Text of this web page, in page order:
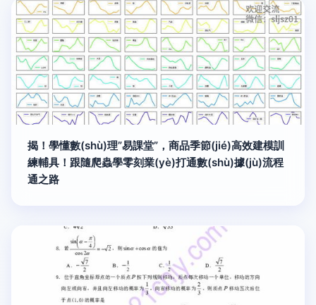
揭！學懂數(shù)理”易課堂”，商品季節(jié)高效建模訓
練輔具！跟隨爬蟲學零刻業(yè)打通數(shù)據(jù)流程
通之路